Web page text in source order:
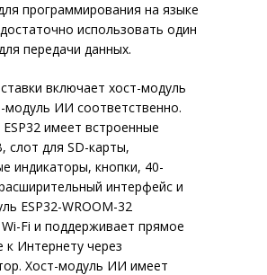
программирования на языке
использовать один
передачи данных.
включает хост-модуль
модуль ИИ соответственно.
имеет встроенные
слот для SD-карты,
индикаторы, кнопки, 40-
интерфейс и
ESP32-WROOM-32
Wi-Fi и поддерживает прямое
к Интернету через
Хост-модуль ИИ имеет
НОУТБУКИ LATITUDE
НОУТБУКИ INSPIRON
НОУТБУКИ VOSTRO
PRECISION
СЕРВЕРЫ
СЕРВЕРЫ В КОРПУСЕ
СЕРВЕРЫ ДЛЯ
ИНФРАСТРУКТУРА ЦОД
СИСТЕМЫ ХРАНЕНИЯ
РЕЗЕРВНОЕ
СЕРВЕРНОЕ РАСШИРЕНИЕ
IP-ТЕЛЕФОНИЯ
АКСЕССУАРЫ
IT-АВТОМАТИЗАЦИЯ
1C БИТРИКС —
СИСТЕМА УПРАВЛЕНИЯ
ПРЕДПРИЯТИЯ
BPM’ONLINESALES — CRM-
ДЛЯ ПРОФЕССИОНАЛЬНОГО
УПРАВЛЕНИЯ ПРОДАЖАМИ
О НАС
ОТЗЫВЫ
СЕРТИФИКАТЫ
НОВОСТИ
ЖИЗНЬ КОМПАНИИ
КОНТАКТЫ